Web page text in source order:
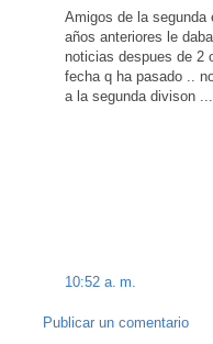
Amigos de la segunda
años anteriores le
noticias despues de 2
fecha q ha pasado ..
a la segunda divison
10:52 a. m.
Publicar un comentario